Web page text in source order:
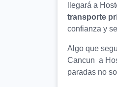
llegará a
transporte
confianza y
Algo que
Cancun a
paradas no